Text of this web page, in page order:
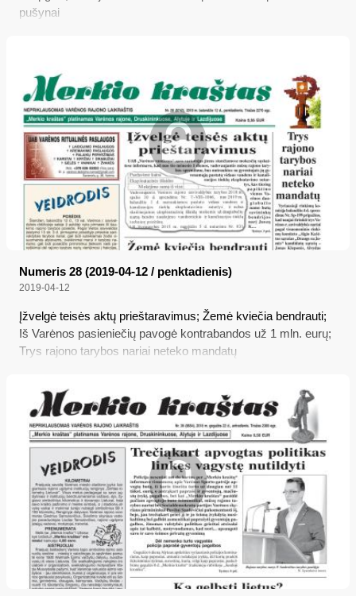
pušynai
Numeris 28 (2019-04-12 / penktadienis)
2019-04-12
Įžvelgė teisės aktų prieštaravimus; Žemė kviečia bendrauti;
Iš Varėnos pasieniečių pavogė kontrabandos už 1 mln. eurų;
Trys rajono tarybos nariai neteko mandatų